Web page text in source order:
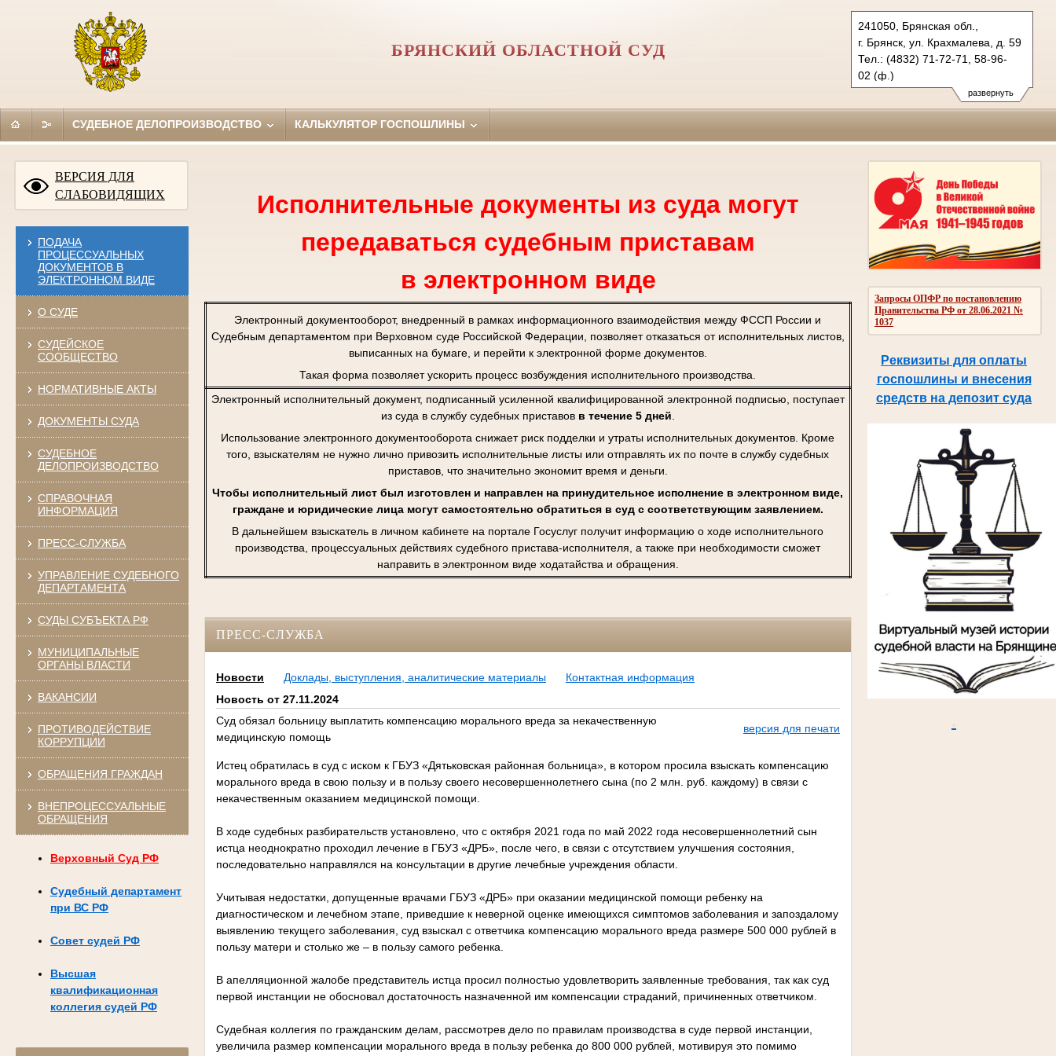
развернуть
241050, Брянская обл.,
г. Брянск, ул. Крахмалева, д. 59
Тел.: (4832) 71-72-71, 58-96-
02 (ф.)
oblsud.brj@sudrf.ru
БРЯНСКИЙ ОБЛАСТНОЙ СУД
СУДЕБНОЕ ДЕЛОПРОИЗВОДСТВО КАЛЬКУЛЯТОР ГОСПОШЛИНЫ
ВЕРСИЯ ДЛЯ
СЛАБОВИДЯЩИХ
ПОДАЧА
ПРОЦЕССУАЛЬНЫХ
ДОКУМЕНТОВ В
ЭЛЕКТРОННОМ ВИДЕ
О СУДЕ
СУДЕЙСКОЕ
СООБЩЕСТВО
НОРМАТИВНЫЕ АКТЫ
ДОКУМЕНТЫ СУДА
СУДЕБНОЕ
ДЕЛОПРОИЗВОДСТВО
СПРАВОЧНАЯ
ИНФОРМАЦИЯ
ПРЕСС-СЛУЖБА
УПРАВЛЕНИЕ СУДЕБНОГО
ДЕПАРТАМЕНТА
СУДЫ СУБЪЕКТА РФ
МУНИЦИПАЛЬНЫЕ
ОРГАНЫ ВЛАСТИ
ВАКАНСИИ
ПРОТИВОДЕЙСТВИЕ
КОРРУПЦИИ
ОБРАЩЕНИЯ ГРАЖДАН
ВНЕПРОЦЕССУАЛЬНЫЕ
ОБРАЩЕНИЯ
Верховный Суд РФ
Судебный департамент
при ВС РФ
Совет судей РФ
Высшая
квалификационная
коллегия судей РФ
Запросы ОПФР по постановлению
Правительства РФ от 28.06.2021 №
1037
Реквизиты для оплаты
госпошлины и внесения
средств на депозит суда
.
Исполнительные документы из суда могут
передаваться судебным приставам
в электронном виде
Электронный документооборот, внедренный в рамках информационного взаимодействия между ФССП России и
Судебным департаментом при Верховном суде Российской Федерации, позволяет отказаться от исполнительных листов,
выписанных на бумаге, и перейти к электронной форме документов.
Такая форма позволяет ускорить процесс возбуждения исполнительного производства.
Электронный исполнительный документ, подписанный усиленной квалифицированной электронной подписью, поступает
из суда в службу судебных приставов в течение 5 дней.
Использование электронного документооборота снижает риск подделки и утраты исполнительных документов. Кроме
того, взыскателям не нужно лично привозить исполнительные листы или отправлять их по почте в службу судебных
приставов, что значительно экономит время и деньги.
Чтобы исполнительный лист был изготовлен и направлен на принудительное исполнение в электронном виде,
граждане и юридические лица могут самостоятельно обратиться в суд с соответствующим заявлением.
В дальнейшем взыскатель в личном кабинете на портале Госуслуг получит информацию о ходе исполнительного
производства, процессуальных действиях судебного пристава-исполнителя, а также при необходимости сможет
направить в электронном виде ходатайства и обращения.
ПРЕСС-СЛУЖБА
Новости Доклады, выступления, аналитические материалы
Контактная информация
Новость от 27.11.2024
Суд обязал больницу выплатить компенсацию морального вреда за некачественную
медицинскую помощь
версия для печати
Истец обратилась в суд с иском к ГБУЗ «Дятьковская районная больница», в котором просила взыскать компенсацию
морального вреда в свою пользу и в пользу своего несовершеннолетнего сына (по 2 млн. руб. каждому) в связи с
некачественным оказанием медицинской помощи.
В ходе судебных разбирательств установлено, что с октября 2021 года по май 2022 года несовершеннолетний сын
истца неоднократно проходил лечение в ГБУЗ «ДРБ», после чего, в связи с отсутствием улучшения состояния,
последовательно направлялся на консультации в другие лечебные учреждения области.
Учитывая недостатки, допущенные врачами ГБУЗ «ДРБ» при оказании медицинской помощи ребенку на
диагностическом и лечебном этапе, приведшие к неверной оценке имеющихся симптомов заболевания и запоздалому
выявлению текущего заболевания, суд взыскал с ответчика компенсацию морального вреда размере 500 000 рублей в
пользу матери и столько же – в пользу самого ребенка.
В апелляционной жалобе представитель истца просил полностью удовлетворить заявленные требования, так как суд
первой инстанции не обосновал достаточность назначенной им компенсации страданий, причиненных ответчиком.
Судебная коллегия по гражданским делам, рассмотрев дело по правилам производства в суде первой инстанции,
увеличила размер компенсации морального вреда в пользу ребенка до 800 000 рублей, мотивируя это помимо